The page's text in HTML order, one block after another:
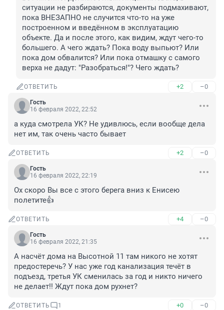
ситуации не разбираются, документы подмахивают,
пока ВНЕЗАПНО не случится что-то на уже
построенном и введённом в эксплуатацию
объекте. Да и после этого, как видим, ждут чего-то
большего. А чего ждать? Пока воду выпьют? Или
пока дом обвалится? Или пока отмашку с самого
верха не дадут: "Разобраться!"? Чего ждать?
ОТВЕТИТЬ +2 –0
Гость
16 февраля 2022, 22:52
а куда смотрела УК? Не удивлюсь, если вообще дела
нет им, так очень часто бывает
ОТВЕТИТЬ +2 –0
Гость
16 февраля 2022, 22:19
Ох скоро Вы все с этого берега вниз к Енисею
полетите👍
ОТВЕТИТЬ +4 –0
Гость
16 февраля 2022, 21:35
А насчёт дома на Высотной 11 там никого не хотят
предостеречь? У нас уже год канализация течёт в
подъезд, третья УК сменилась за год и никто ничего
не делает!! Ждут пока дом рухнет?
ОТВЕТИТЬ 1 +0 –0